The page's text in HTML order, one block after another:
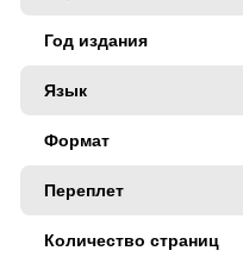
Год издания
Язык
Формат
Переплет
Количество страниц